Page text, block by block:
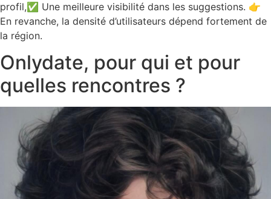
profil,✅ Une meilleure visibilité dans les suggestions. 👉
En revanche, la densité d’utilisateurs dépend fortement de
la région.
Onlydate, pour qui et pour
quelles rencontres ?